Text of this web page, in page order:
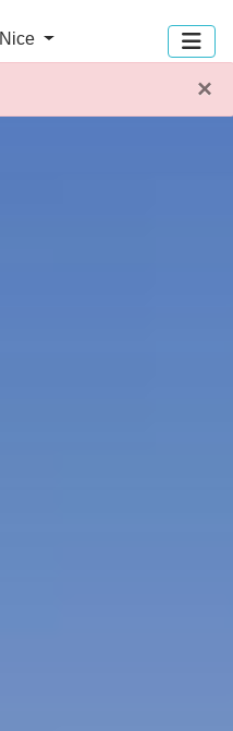
Nice
×